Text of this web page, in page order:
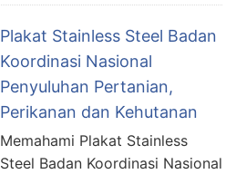
Plakat Stainless Steel Badan
Koordinasi Nasional
Penyuluhan Pertanian,
Perikanan dan Kehutanan
Memahami Plakat Stainless
Steel Badan Koordinasi Nasional